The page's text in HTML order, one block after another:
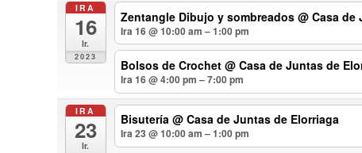
IRA
16
lr.
2023
Zentangle Dibujo y sombreados@ Casa de
Ira 16 @ 10:00 am – 1:00 pm
Bolsos de Crochet@ Casa de Juntas de
Ira 16 @ 4:00 pm – 7:00 pm
IRA
23
lr.
Bisutería@ Casa de Juntas de Elorriaga
Ira 23 @ 10:00 am – 1:00 pm